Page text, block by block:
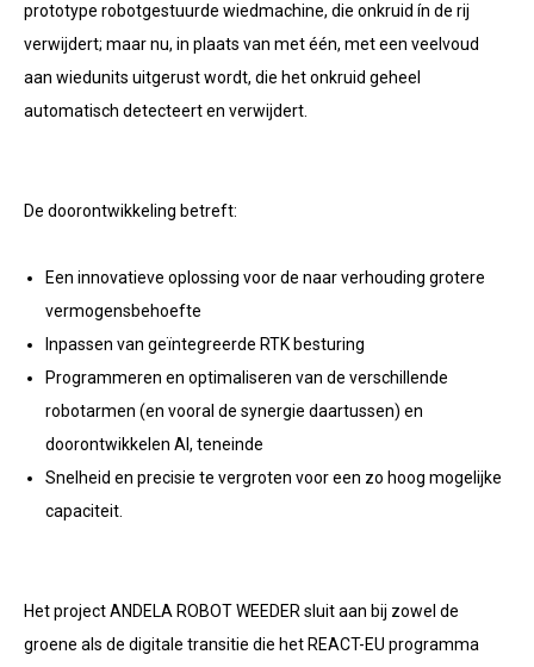
prototype robotgestuurde wiedmachine, die onkruid ín de rij
verwijdert; maar nu, in plaats van met één, met een veelvoud
aan wiedunits uitgerust wordt, die het onkruid geheel
automatisch detecteert en verwijdert.
De doorontwikkeling betreft:
Een innovatieve oplossing voor de naar verhouding grotere
vermogensbehoefte
Inpassen van geïntegreerde RTK besturing
Programmeren en optimaliseren van de verschillende
robotarmen (en vooral de synergie daartussen) en
doorontwikkelen AI, teneinde
Snelheid en precisie te vergroten voor een zo hoog mogelijke
capaciteit.
Het project ANDELA ROBOT WEEDER sluit aan bij zowel de
groene als de digitale transitie die het REACT-EU programma